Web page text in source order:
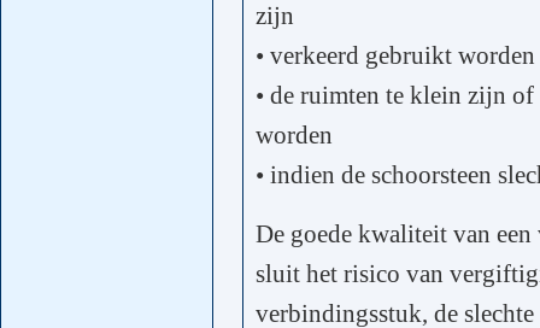
zijn
• verkeerd gebruikt worden
• de ruimten te klein zijn
worden
• indien de schoorsteen
De goede kwaliteit van
sluit het risico van
verbindingsstuk, de slechte